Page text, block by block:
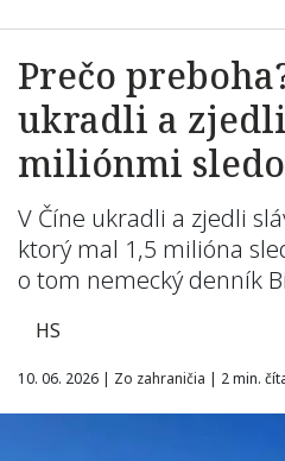
Prečo
ukradli a zjedli
miliónmi
V Číne ukradli a zjedli
ktorý mal 1,5 milióna
o tom nemecký denník
HS
10. 06. 2026 | Zo zahraničia | 2 min.